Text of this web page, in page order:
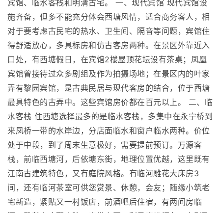
宾馆、临水客栈和明清古宅。 一、现代宾馆 现代宾馆设
施齐备，但多不能充分体会西塘风情，适合商务客人，相
对于要考虑古民宅的热水、卫生间、隔音等问题，宾馆住
得舒适放心，多具标房和仿古客房两种。在景区外靠近入
口处，有西塘假日，在宾馆2楼屋顶花坛设有茶桌；凤凰
宾馆曾接待过众多剧组及作为拍摄场地；在景区内的叶家
弄有黎园宾馆，是古典民居与现代客房的结合，位于西塘
最具特色的古弄中。这些宾馆房价都在百元以上。 二、临
水客栈 住西塘选择最多的是临水客栈，多集中在永宁桥到
来凤桥一带的水岸边，分店面临水和窗户临水两种。价位
处于中段，到了周末生意极好，需要提前预订。万源客
栈，前临西塘河，后依塘东街，地理位置优越，这里既有
江南古建筑特色，又有庭院风格。有临河雕花大床房3
间，还有临河茶室可供您赏景、休憩，会友；随缘小筑老
宅新造，紧贴又一村饭店，前酒吧后住宿，有两间房临